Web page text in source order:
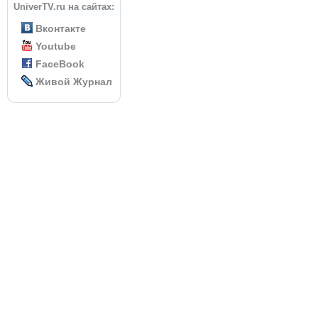
UniverTV.ru на сайтах:
Вконтакте
Youtube
FaceBook
Живой Журнал